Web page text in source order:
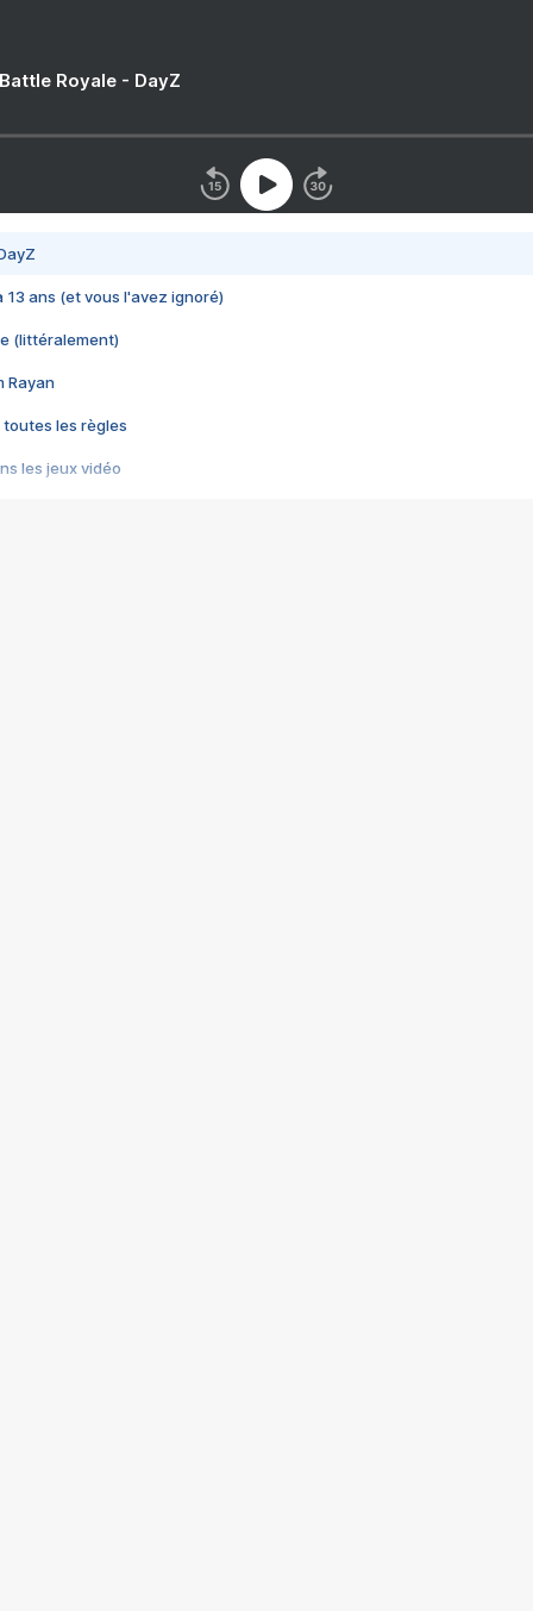
Royale - DayZ
13 ans (et vous l'avez ignoré)
(littéralement)
Rayan
toutes les règles
les jeux vidéo